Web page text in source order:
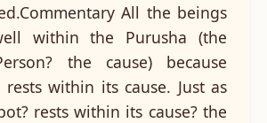
All the beings
within the Purusha (the
the cause) because
rests within its cause. Just as
rests within its cause? the